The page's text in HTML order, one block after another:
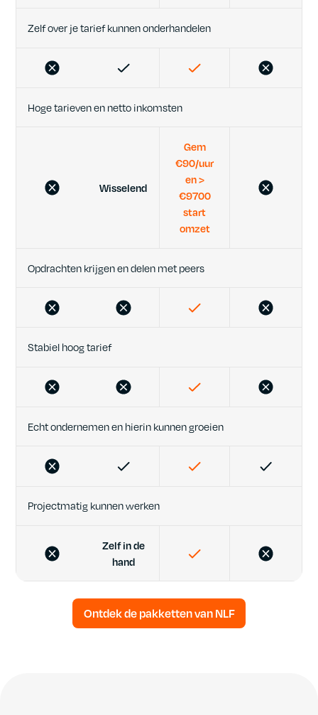
Zelf over je tarief kunnen onderhandelen
Hoge tarieven en netto inkomsten
Wisselend
Gem
€90/uur
en >
€9700
start
omzet
Opdrachten krijgen en delen met peers
Stabiel hoog tarief
Echt ondernemen en hierin kunnen groeien
Projectmatig kunnen werken
Zelf in de
hand
Ontdek de pakketten van NLF